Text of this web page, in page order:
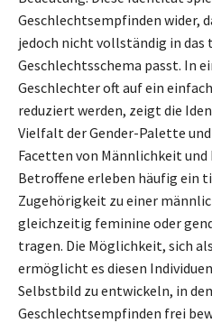
Geschlechtsempfinden wider,
jedoch nicht vollständig in
Geschlechtsschema passt. In
Geschlechter oft auf ein
reduziert werden, zeigt die
Vielfalt der Gender-Palette
Facetten von Männlichkeit
Betroffene erleben häufig ein
Zugehörigkeit zu einer
gleichzeitig feminine oder
tragen. Die Möglichkeit, sich
ermöglicht es diesen
Selbstbild zu entwickeln, in
Geschlechtsempfinden frei